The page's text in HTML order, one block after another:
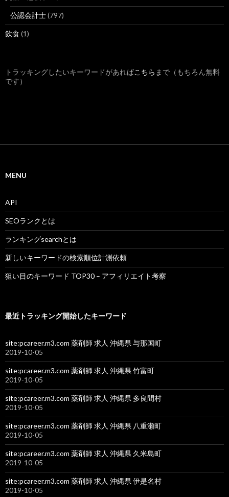
公認会計士(797)
飲食 (1)
トラッキングしたいキーワードがあればこちら まで（もちろん無料
です）
MENU
API
SEOランクとは
ランキングsearchとは
新しいキーワードの検索順位計測依頼
狙い目のキーワード TOP30 – アフィリエイト考察
最近トラッキング開始したキーワード
site:pcareer.m3.com 薬剤師 求人 沖縄県 与那国町
2019-10-05
site:pcareer.m3.com 薬剤師 求人 沖縄県 竹富町
2019-10-05
site:pcareer.m3.com 薬剤師 求人 沖縄県 多良間村
2019-10-05
site:pcareer.m3.com 薬剤師 求人 沖縄県 八重瀬町
2019-10-05
site:pcareer.m3.com 薬剤師 求人 沖縄県 久米島町
2019-10-05
site:pcareer.m3.com 薬剤師 求人 沖縄県 伊是名村
2019-10-05